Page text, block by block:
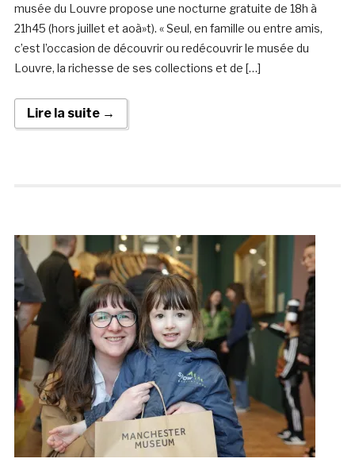
musée du Louvre propose une nocturne gratuite de 18h à
21h45 (hors juillet et aoà»t). « Seul, en famille ou entre amis,
c’est l’occasion de découvrir ou redécouvrir le musée du
Louvre, la richesse de ses collections et de […]
Lire la suite →